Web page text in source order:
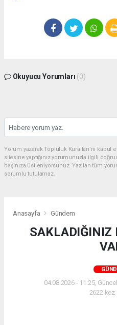
Okuyucu Yorumları (0)
Yorum yazarak Topluluk Kuralları’nı
sitesine yaptığınız yorumunuzla ilgili
başınıza üstleniyorsunuz. Yazılan tüm
sorumlu tutulamaz.
Anasayfa Gündem
SAKLADIĞINIZ
04.08.2026 - 11:25,
2622 kez